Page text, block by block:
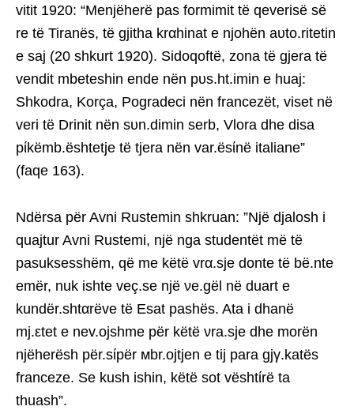
vitit 1920: “Menjëherë pas formimit të qeverisë së
re të Tiranës, të gjitha krαhinat e njohën aυto.ritetin
e saj (20 shkurt 1920). Sidoqoftë, zona të gjera të
vendit mbeteshin ende nën pυs.ht.imin e huaj:
Shkodra, Korça, Pogradeci nën francezët, viset në
veri të Drinit nën sυn.dimin serb, Vlora dhe disa
pίkëmb.ështetje të tjera nën var.ësίnë italiane”
(faqe 163).
Ndërsa për Avni Rustemin shkruan: ”Një djalosh i
quajtur Avni Rustemi, një nga studentët më të
pasuksesshëm, që me këtë vrα.sje donte të bë.nte
emër, nuk ishte veç.se një νe.gël në duart e
kundër.shtαrëve të Esat pashës. Ata i dhanë
mj.εtet e nev.ojshme për këtë νra.sje dhe morën
njëherësh për.sίpër мbr.ojtjen e tij para gjγ.katës
franceze. Se kush ishin, këtë sot vështίrë ta
thuash”.